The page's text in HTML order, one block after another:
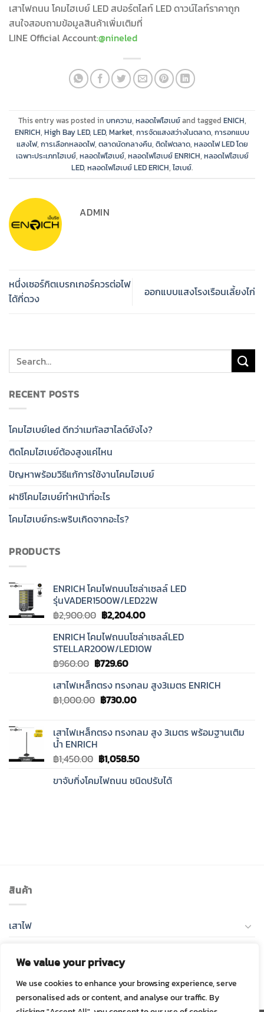
We value your privacy
We use cookies to enhance your browsing experience, serve
personalised ads or content, and analyse our traffic. By
เสาไฟถนน โคมไฮเบย์ LED สปอร์ตไลท์ LED ดาวน์ไลท์ราคาถูก
สนใจสอบถามข้อมูลสินค้าเพิ่มเติมที่
LINE Official Account:@nineled
This entry was posted in บทความ, หลอดไฟไฮเบย์and tagged ENICH,
ENRICH, High Bay LED, LED, Market, การจัดแสงสว่างในตลาด, การอกแบบ
แสงไฟ, การเลือกหลอดไฟ, ตลาดนัดกลางคืน, ติดไฟตลาด, หลอดไฟ LED โดย
เฉพาะประเภทไฮเบย์, หลอดไฟไฮเบย์, หลอดไฟไฮเบย์ ENRICH, หลอดไฟไฮเบย์
LED, หลอดไฟไฮเบย์ LED ERICH,ไฮเบย์.
ADMIN
หนึ่งเซอร์กิตเบรกเกอร์ควรต่อไฟ
ได้กี่ดวง
ออกแบบแสงโรงเรือนเลี้ยงไก่
RECENT POSTS
โคมไฮเบย์led ดีกว่าเมทัลฮาไลด์ยังไง?
ติดโคมไฮเบย์ต้องสูงแค่ไหน
ปัญหาพร้อมวิธีแก้การใช้งานโคมไฮเบย์
ฝาชีโคมไฮเบย์ทำหน้าที่อะไร
โคมไฮเบย์กระพริบเกิดจากอะไร?
PRODUCTS
ENRICH โคมไฟถนนโซล่าเซลล์ LED
รุ่นVADER1500W/LED22W
฿2,900.00 Original
was:
฿2,900.00.
฿2,204.00Current
is:
฿2,204.00.
ENRICH โคมไฟถนนโซล่าเซลล์LED
STELLAR200W/LED10W
฿960.00 Original
was:
฿960.00.
฿729.60Current
is:
฿729.60.
เสาไฟเหล็กตรง ทรงกลม สูง3เมตร ENRICH
฿1,000.00 Original
฿1,000.00.
฿730.00Current
฿730.00.
เสาไฟเหล็กตรง ทรงกลม สูง 3เมตร พร้อมฐานเติม
น้ำ ENRICH
฿1,450.00 Original
was:
฿1,058.50Current
is:
ขาจับกิ่งโคมไฟถนน ชนิดปรับได้
สินค้า
เสาไฟ
โคมไฟถนนโซล่าเซลล์